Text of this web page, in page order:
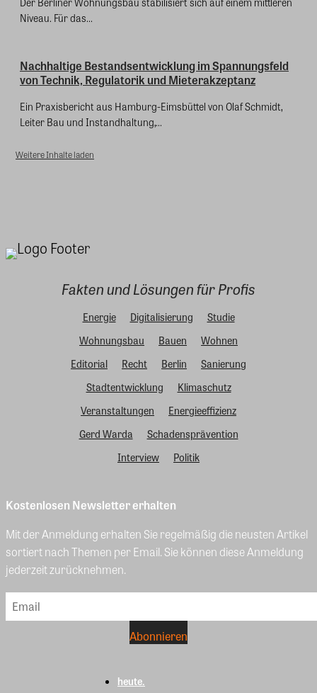
Niveau. Für das...
Nachhaltige Bestandsentwicklung im Spannungsfeld
von Technik, Regulatorik und Mieterakzeptanz
Ein Praxisbericht aus Hamburg-Eimsbüttel von Olaf Schmidt,
Leiter Bau und Instandhaltung,...
Weitere Inhalte laden
Fakten und Lösungen für Profis
Energie Digitalisierung
Studie
Wohnungsbau
Bauen
Wohnen
Editorial
Recht Berlin
Sanierung
Stadtentwicklung
Klimaschutz
Veranstaltungen
Energieeffizienz
Gerd Warda
Schadensprävention
Interview
Politik
Kostenlosen Newsletter erhalten
Mit der Anmeldung erhalten Sie regelmäßig die neusten Artikel
sortiert nach Themen per Email. Sie können diese Anmeldung
jederzeit zurücknehmen.
heute.